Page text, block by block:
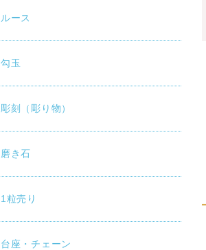
ルース
勾玉
彫刻（彫り物）
磨き石
1粒売り
台座・チェーン